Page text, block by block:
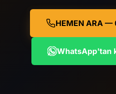
HEMEN ARA —
WhatsApp'tan